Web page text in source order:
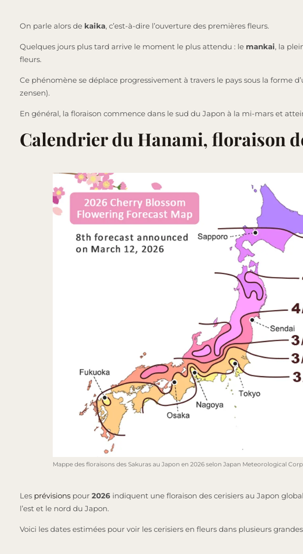
On parle alors de kaika, c’est-à-dire l’ouverture des premières fleurs.
Quelques jours plus tard arrive le moment le plus attendu : le mankai, la
fleurs.
Ce phénomène se déplace progressivement à travers le pays sous la forme
zensen).
En général, la floraison commence dans le sud du Japon à la mi-mars et
Calendrier du Hanami, floraison
Mappe des floraisons des Sakuras au Japon en 2026 selon Japan Meteorological
Les prévisions pour 2026 indiquent une floraison des cerisiers au Japon
l’est et le nord du Japon.
Voici les dates estimées pour voir les cerisiers en fleurs dans plusieurs